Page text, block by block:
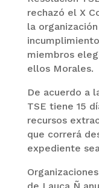
rechazó el X
la
miembros
ellos Morales.
De acuerdo a
TSE tiene 15
recursos
que correrá
expediente